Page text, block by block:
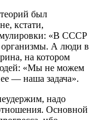
был
кстати,
«В СССР
А люди в
на котором
«Мы не можем
— наша задача».
надо
Основной